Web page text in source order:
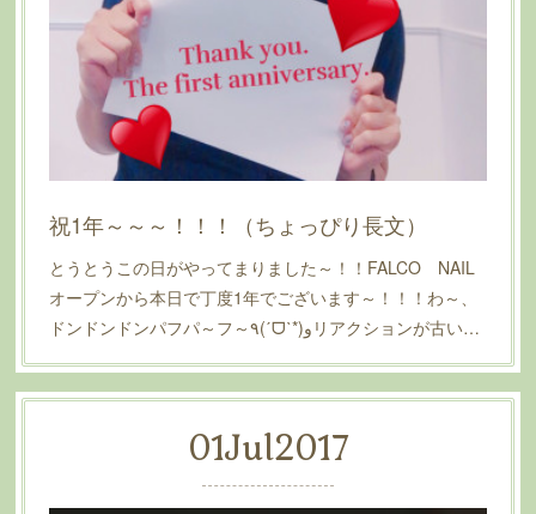
祝1年～～～！！！（ちょっぴり長文）
とうとうこの日がやってまりました～！！FALCO NAIL
オープンから本日で丁度1年でございます～！！！わ～、
ドンドンドンパフパ～フ～٩(ˊᗜˋ*)وリアクションが古い…
01Jul2017